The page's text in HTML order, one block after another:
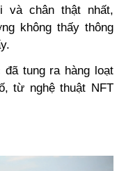
và chân thật nhất,
không thấy thông
tung ra hàng loạt
từ nghệ thuật NFT